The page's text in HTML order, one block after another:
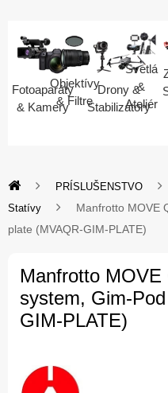
Fotoaparáty
& Kamery
Objektívy
& Filtre
Drony &
Stabilizátory
Svetlá
&
Ateliér
PRÍSLUŠENSTVO
Statívy
Manfrotto MOVE
plate (MVAQR-GIM-PLATE)
Manfrotto
system, Gim-
GIM-PLATE)